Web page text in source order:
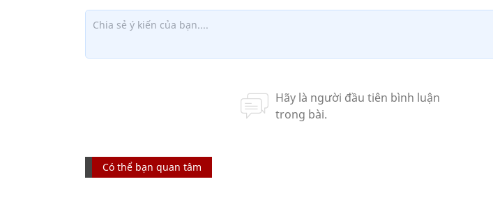
Có thể bạn quan tâm